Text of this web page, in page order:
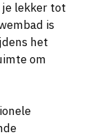
lekker tot
is
het
om